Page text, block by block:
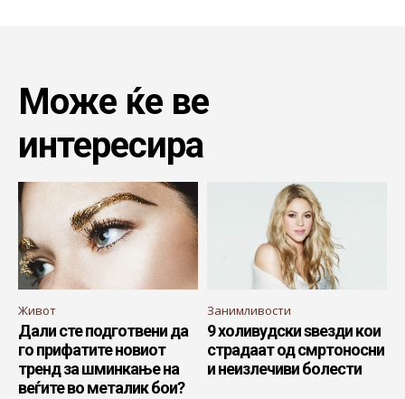
Може ќе ве
интересира
Живот
Дали сте подготвени да
го прифатите новиот
тренд за шминкање на
веѓите во металик бои?
Занимливости
9 холивудски ѕвезди кои
страдаат од смртоносни
и неизлечиви болести